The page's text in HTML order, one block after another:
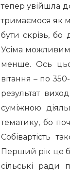
тепер увійшла
тримаємося як
бути скрізь, бо
Усіма
менше. Ось
вітання – по
результат
суміжною
тематику, бо
Собівартість
Перший рік це
сільські